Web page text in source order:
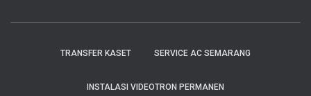
TRANSFER KASET SERVICE AC SEMARANG
INSTALASI VIDEOTRON PERMANEN